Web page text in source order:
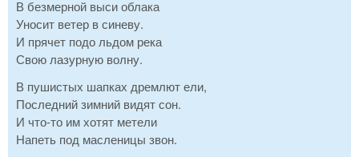
В безмерной выси облака
Уносит ветер в синеву.
И прячет подо льдом река
Свою лазурную волну.
В пушистых шапках дремлют ели,
Последний зимний видят сон.
И что-то им хотят метели
Напеть под масленицы звон.